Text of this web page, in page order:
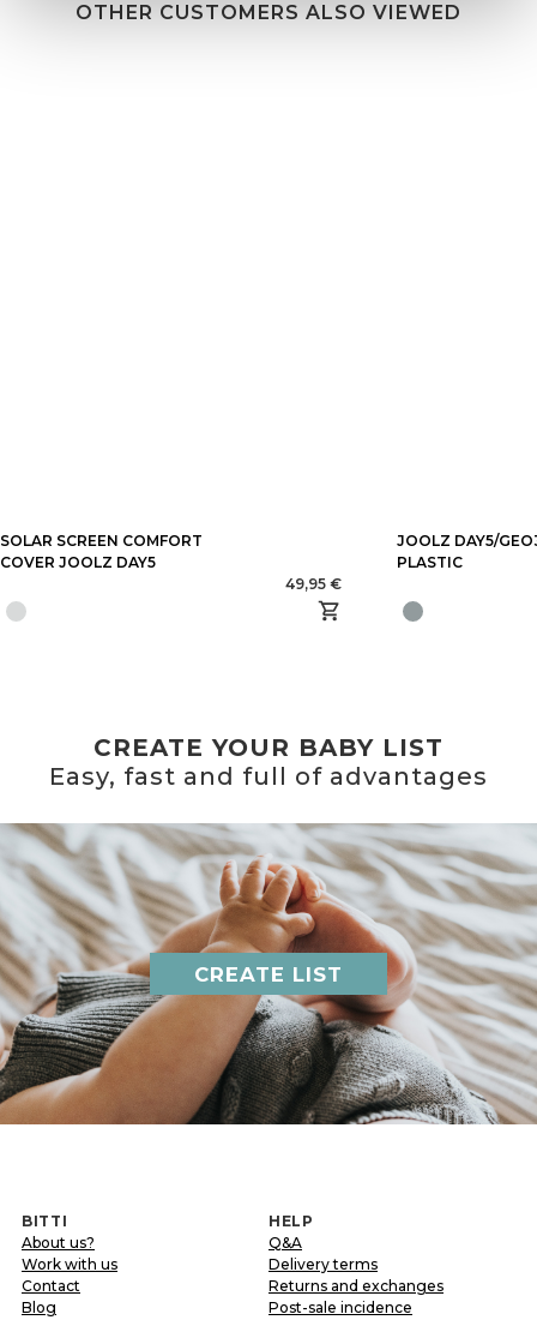
OTHER CUSTOMERS ALSO VIEWED
SOLAR SCREEN COMFORT
COVER JOOLZ DAY5
49,95 €
JOOLZ DAY5/
PLASTIC
CREATE YOUR BABY LIST
Easy, fast and full of advantages
CREATE LIST
BITTI
About us?
Work with us
Contact
Blog
HELP
Q&A
Delivery terms
Returns and exchanges
Post-sale incidence